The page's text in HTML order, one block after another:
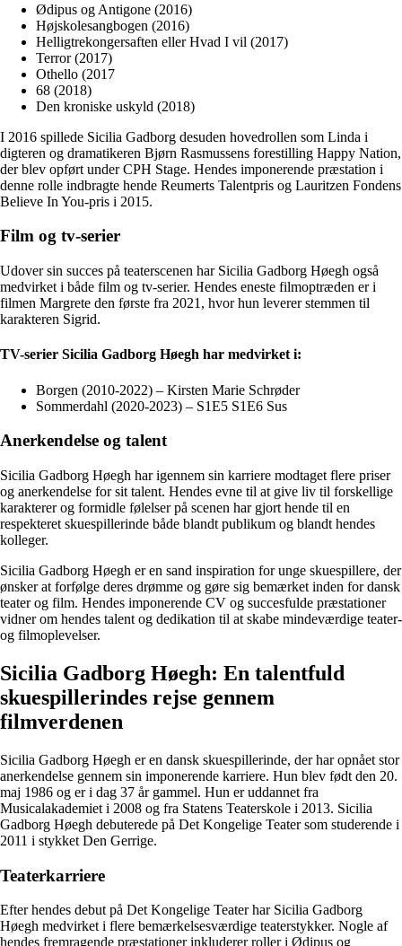
Ødipus og Antigone (2016)
Højskolesangbogen (2016)
Helligtrekongersaften eller Hvad I vil (2017)
Terror (2017)
Othello (2017
68 (2018)
Den kroniske uskyld (2018)
I 2016 spillede Sicilia Gadborg desuden hovedrollen som Linda i
digteren og dramatikeren Bjørn Rasmussens forestilling Happy Nation,
der blev opført under CPH Stage. Hendes imponerende præstation i
denne rolle indbragte hende Reumerts Talentpris og Lauritzen Fondens
Believe In You-pris i 2015.
Film og tv-serier
Udover sin succes på teaterscenen har Sicilia Gadborg Høegh også
medvirket i både film og tv-serier. Hendes eneste filmoptræden er i
filmen Margrete den første fra 2021, hvor hun leverer stemmen til
karakteren Sigrid.
TV-serier Sicilia Gadborg Høegh har medvirket i:
Borgen (2010-2022) – Kirsten Marie Schrøder
Sommerdahl (2020-2023) – S1E5 S1E6 Sus
Anerkendelse og talent
Sicilia Gadborg Høegh har igennem sin karriere modtaget flere priser
og anerkendelse for sit talent. Hendes evne til at give liv til forskellige
karakterer og formidle følelser på scenen har gjort hende til en
respekteret skuespillerinde både blandt publikum og blandt hendes
kolleger.
Sicilia Gadborg Høegh er en sand inspiration for unge skuespillere, der
ønsker at forfølge deres drømme og gøre sig bemærket inden for dansk
teater og film. Hendes imponerende CV og succesfulde præstationer
vidner om hendes talent og dedikation til at skabe mindeværdige teater-
og filmoplevelser.
Sicilia Gadborg Høegh: En talentfuld
skuespillerindes rejse gennem
filmverdenen
Sicilia Gadborg Høegh er en dansk skuespillerinde, der har opnået stor
anerkendelse gennem sin imponerende karriere. Hun blev født den 20.
maj 1986 og er i dag 37 år gammel. Hun er uddannet fra
Musicalakademiet i 2008 og fra Statens Teaterskole i 2013. Sicilia
Gadborg Høegh debuterede på Det Kongelige Teater som studerende i
2011 i stykket Den Gerrige.
Teaterkarriere
Efter hendes debut på Det Kongelige Teater har Sicilia Gadborg
Høegh medvirket i flere bemærkelsesværdige teaterstykker. Nogle af
hendes fremragende præstationer inkluderer roller i Ødipus og